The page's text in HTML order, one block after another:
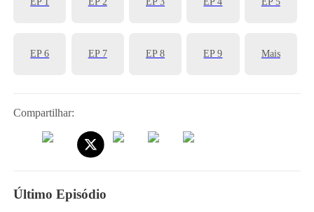
EP 6 EP 7 EP 8 EP 9 Mais
Compartilhar:
Último Episódio